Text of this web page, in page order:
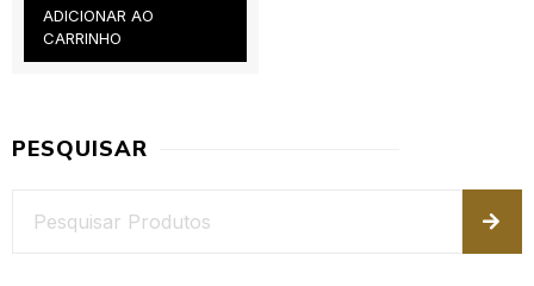
ADICIONAR AO
CARRINHO
PESQUISAR